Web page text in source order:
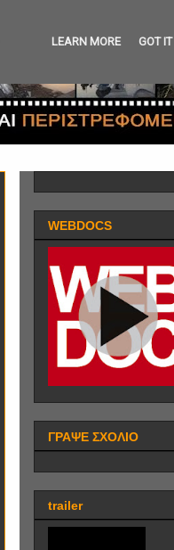
WEBDOCS
ΓΡΑΨΕ ΣΧΟΛΙΟ
trailer
LEARN MORE GOT IT